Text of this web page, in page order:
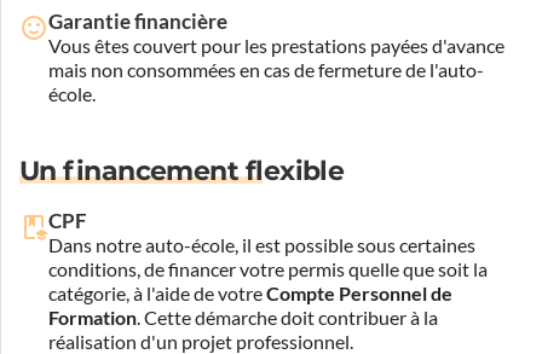
Garantie financière
Vous êtes couvert pour les prestations payées d'avance
mais non consommées en cas de fermeture de l'auto-
école.
Un financement flexible
CPF
Dans notre auto-école, il est possible sous certaines
conditions, de financer votre permis quelle que soit la
catégorie, à l'aide de votreCompte Personnel de
Formation. Cette démarche doit contribuer à la
réalisation d'un projet professionnel.